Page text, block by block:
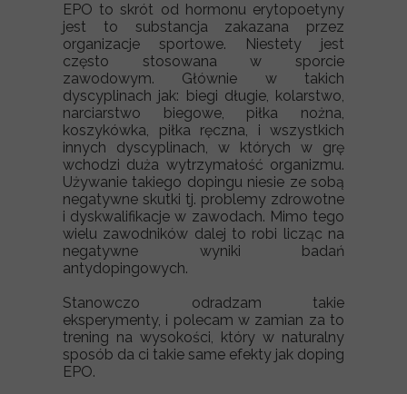
EPO to skrót od hormonu erytopoetyny
jest to substancja zakazana przez
organizacje sportowe. Niestety jest
często stosowana w sporcie
zawodowym. Głównie w takich
dyscyplinach jak: biegi długie, kolarstwo,
narciarstwo biegowe, piłka nożna,
koszykówka, piłka ręczna, i wszystkich
innych dyscyplinach, w których w grę
wchodzi duża wytrzymałość organizmu.
Używanie takiego dopingu niesie ze sobą
negatywne skutki tj. problemy zdrowotne
i dyskwalifikacje w zawodach. Mimo tego
wielu zawodników dalej to robi licząc na
negatywne wyniki badań
antydopingowych.
Stanowczo odradzam takie
eksperymenty, i polecam w zamian za to
trening na wysokości, który w naturalny
sposób da ci takie same efekty jak doping
EPO.